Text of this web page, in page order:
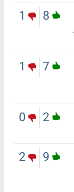
8
1
7
1
2
0
9
2